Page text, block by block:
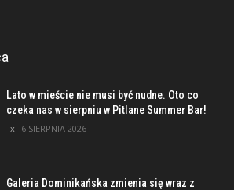
Lato w mieście nie musi być nudne. Oto co
czeka nas w sierpniu w Pitlane Summer Bar!
6 SIERPNIA 2026
Galeria Dominikańska zmienia się wraz z